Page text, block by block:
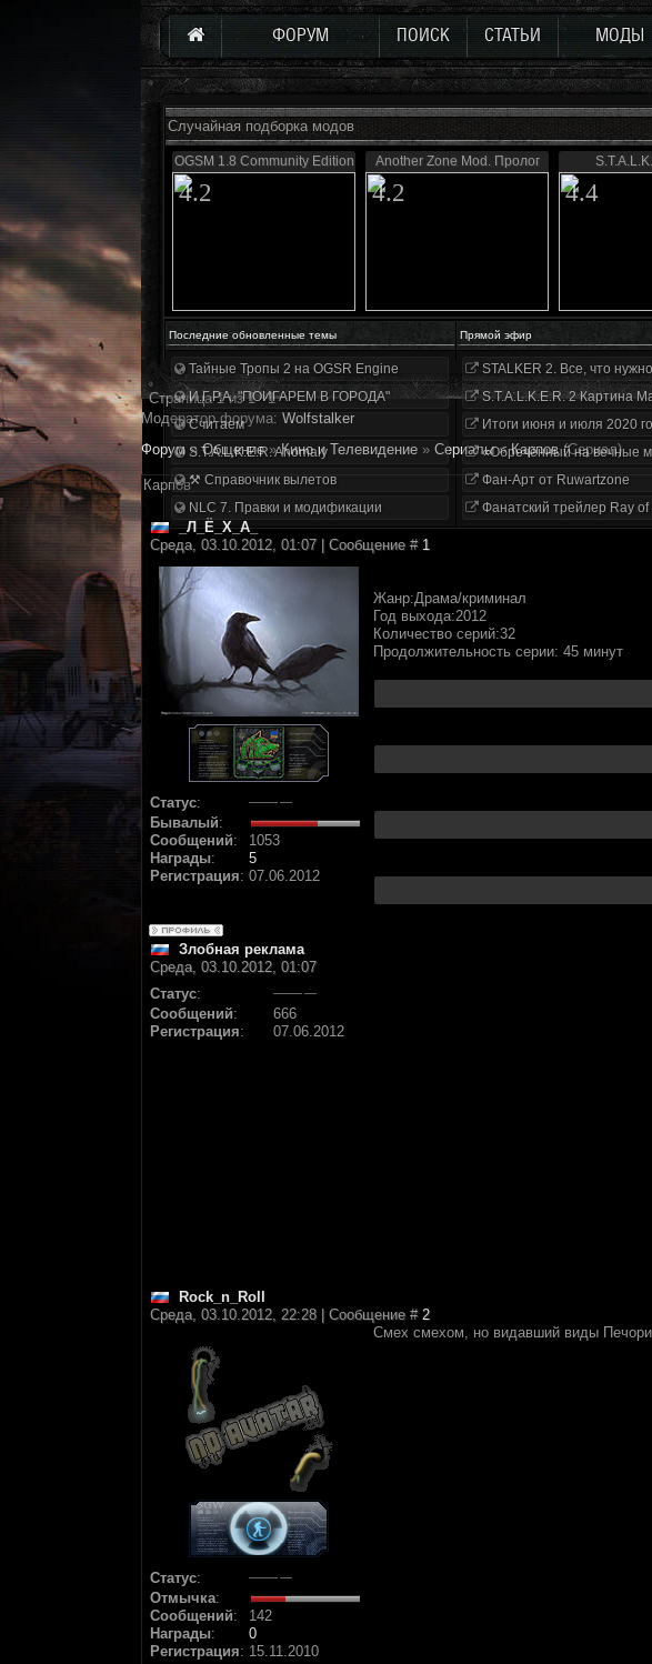
ФОРУМ ПОИСК СТАТЬИ МОДЫ
Случайная подборка модов
OGSM 1.8 Community Edition
4.2
Another Zone Mod. Пролог
4.2 4.4
Последние обновленные темы Прямой эфир
Тайные Тропы 2 на OGSR Engine
И.Г.Р.А. "ПОИГАРЕМ В ГОРОДА"
Считаем
S.T.A.L.K.E.R. Anomaly
⚒ Справочник вылетов
NLC 7. Правки и модификации
STALKER 2. Все, что
S.T.A.L.K.E.R. 2 Картина
Итоги июня и июля 2020
«Обречённый на вечные
Фан-Арт от Ruwartzone
Фанатский трейлер Ray of
Страница1из1
1
Модератор форума: Wolfstalker
Форум » Общение » Кино и Телевидение » Сериалы » Карпов (Сериал)
Карпов
_Л_Ё_Х_А_
Среда, 03.10.2012, 01:07 | Сообщение # 1
Статус:
Бывалый:
Сообщений:
1053
Награды:
5
Регистрация: 07.06.2012
Жанр:Драма/криминал
Год выхода:2012
Количество серий:32
Продолжительность серии: 45 минут
Злобная реклама
Среда, 03.10.2012, 01:07
Статус:
Сообщений:
666
Регистрация: 07.06.2012
Rock_n_Roll
Среда, 03.10.2012, 22:28 | Сообщение # 2
Статус:
Отмычка:
Сообщений:
142
Награды:
0
Регистрация: 15.11.2010
Смех смехом, но видавший виды